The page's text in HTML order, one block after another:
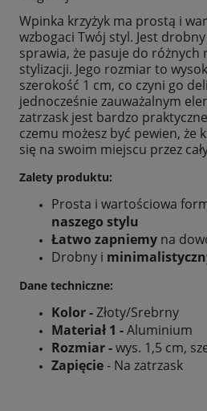
Wpinka krzyżyk ma prostą i
wzbogaci Twój styl. Jest
sprawia, że pasuje do różnych
stylizacji. Jego rozmiar to
szerokość 1 cm, co czyni go
jednocześnie zauważalnym
zatrzask jest bardzo
czemu możesz być pewien, że
się na swoim miejscu przez
Zalety produktu:
Prosta i wartościowa
naszego stylu
Łatwo zapniemy na
Drobny i
Dane techniczne:
Kolor -Złoty/Srebrny
Materiał 1 -Aluminium
Rozmiar -wys. 1,5 cm,
Zapięcie- Na zatrzask